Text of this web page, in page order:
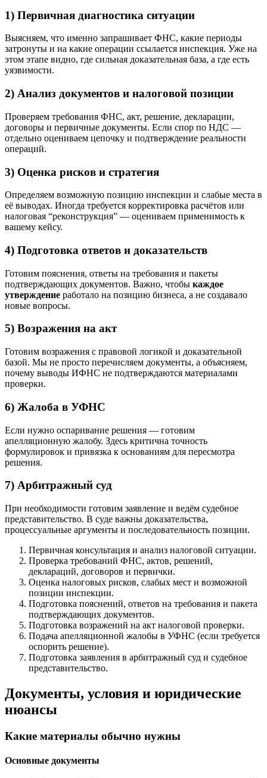
1) Первичная диагностика ситуации
Выясняем, что именно запрашивает ФНС, какие периоды
затронуты и на какие операции ссылается инспекция. Уже на
этом этапе видно, где сильная доказательная база, а где есть
уязвимости.
2) Анализ документов и налоговой позиции
Проверяем требования ФНС, акт, решение, декларации,
договоры и первичные документы. Если спор по НДС —
отдельно оцениваем цепочку и подтверждение реальности
операций.
3) Оценка рисков и стратегия
Определяем возможную позицию инспекции и слабые места в
её выводах. Иногда требуется корректировка расчётов или
налоговая “реконструкция” — оцениваем применимость к
вашему кейсу.
4) Подготовка ответов и доказательств
Готовим пояснения, ответы на требования и пакеты
подтверждающих документов. Важно, чтобы каждое
утверждение работало на позицию бизнеса, а не создавало
новые вопросы.
5) Возражения на акт
Готовим возражения с правовой логикой и доказательной
базой. Мы не просто перечисляем документы, а объясняем,
почему выводы ИФНС не подтверждаются материалами
проверки.
6) Жалоба в УФНС
Если нужно оспаривание решения — готовим
апелляционную жалобу. Здесь критична точность
формулировок и привязка к основаниям для пересмотра
решения.
7) Арбитражный суд
При необходимости готовим заявление и ведём судебное
представительство. В суде важны доказательства,
процессуальные аргументы и последовательность позиции.
Первичная консультация и анализ налоговой ситуации.
Проверка требований ФНС, актов, решений,
деклараций, договоров и первички.
Оценка налоговых рисков, слабых мест и возможной
позиции инспекции.
Подготовка пояснений, ответов на требования и пакета
подтверждающих документов.
Подготовка возражений на акт налоговой проверки.
Подача апелляционной жалобы в УФНС (если требуется
оспорить решение).
Подготовка заявления в арбитражный суд и судебное
представительство.
Документы, условия и юридические
нюансы
Какие материалы обычно нужны
Основные документы